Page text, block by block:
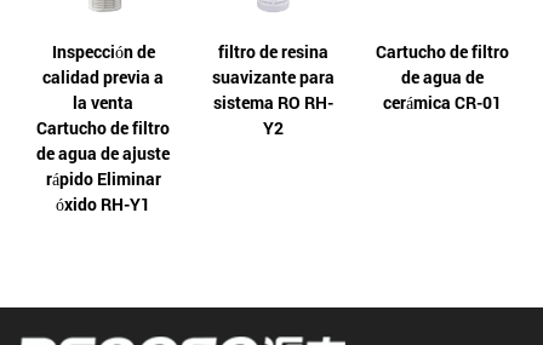
Inspección de
calidad previa a
la venta
Cartucho de filtro
de agua de ajuste
rápido Eliminar
óxido RH-Y1
filtro de resina
suavizante para
sistema RO RH-
Y2
Cartucho de filtro
de agua de
cerámica CR-01